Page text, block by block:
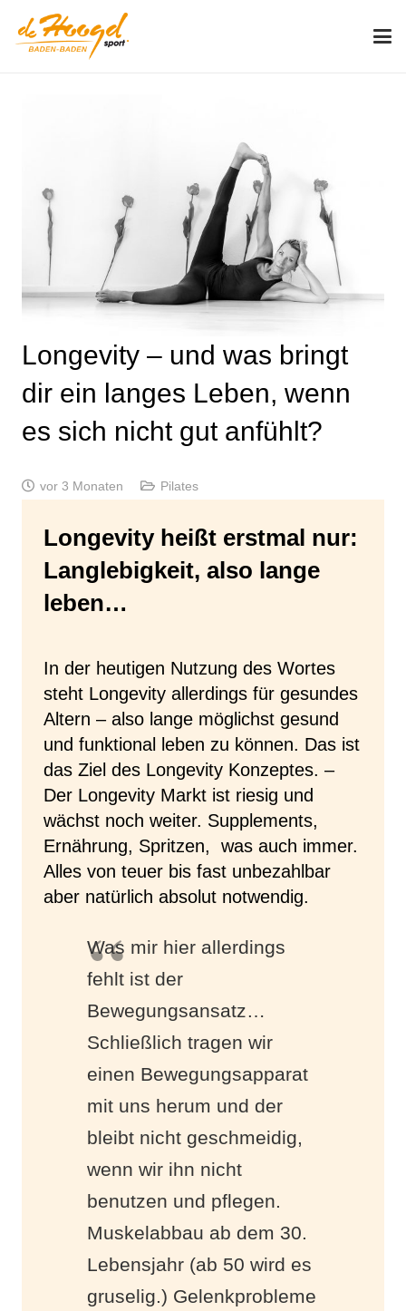
Longevity – und was bringt
dir ein langes Leben, wenn
es sich nicht gut anfühlt?
vor 3 Monaten Pilates
Longevity heißt erstmal nur:
Langlebigkeit, also lange
leben…
In der heutigen Nutzung des Wortes
steht Longevity allerdings für gesundes
Altern – also lange möglichst gesund
und funktional leben zu können. Das ist
das Ziel des Longevity Konzeptes. –
Der Longevity Markt ist riesig und
wächst noch weiter. Supplements,
Ernährung, Spritzen, was auch immer.
Alles von teuer bis fast unbezahlbar
aber natürlich absolut notwendig.
Was mir hier allerdings
fehlt ist der
Bewegungsansatz…
Schließlich tragen wir
einen Bewegungsapparat
mit uns herum und der
bleibt nicht geschmeidig,
wenn wir ihn nicht
benutzen und pflegen.
Muskelabbau ab dem 30.
Lebensjahr (ab 50 wird es
gruselig.) Gelenkprobleme